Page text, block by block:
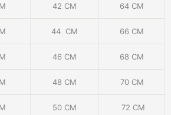
42 CM 64 CM
44 CM 66 CM
46 CM 68 CM
48 CM 70 CM
50 CM 72 CM